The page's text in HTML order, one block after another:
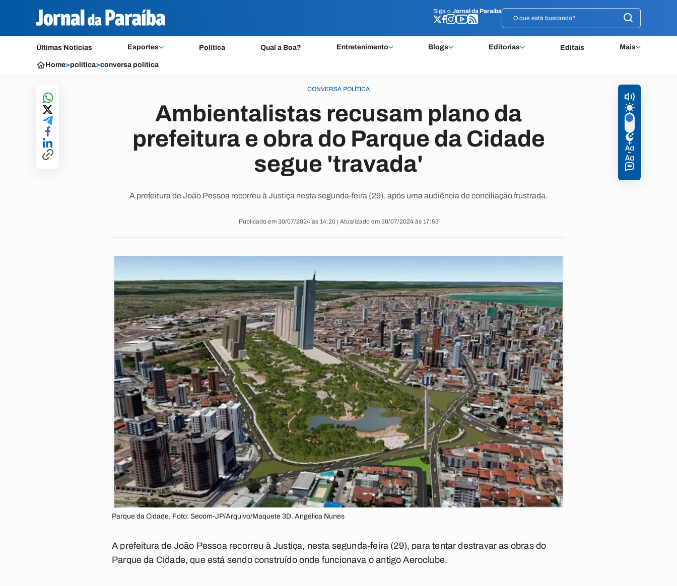
Siga o Jornal da Paraíba
Últimas Notícias Esportes Política Qual a Boa? Entretenimento Blogs Editorias Editais Mais
Siga o Jornal da Paraíba
Home>política>conversa política
CONVERSA POLÍTICA
Ambientalistas recusam plano da
prefeitura e obra do Parque da Cidade
segue 'travada'
A prefeitura de João Pessoa recorreu à Justiça nesta segunda-feira (29), após uma audiência de conciliação frustrada.
Publicado em 30/07/2024 às 14:20 | Atualizado em 30/07/2024 às 17:53
Parque da Cidade. Foto: Secom-JP/Arquivo/Maquete 3D. Angélica Nunes
A prefeitura de João Pessoa recorreu à Justiça, nesta segunda-feira (29), para tentar destravar as obras do
Parque da Cidade, que está sendo construído onde funcionava o antigo Aeroclube.